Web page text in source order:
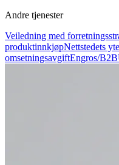
Andre tjenester
Veiledning med
produktinnkjøpNettstedets
omsetningsavgiftEngros/B2B